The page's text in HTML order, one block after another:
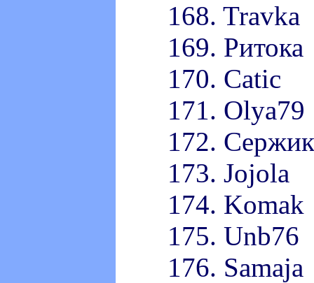
168. Travka
169. Ритока
170. Catic
171. Olya79
172. Сержик
173. Jojola
174. Komak
175. Unb76
176. Samaja